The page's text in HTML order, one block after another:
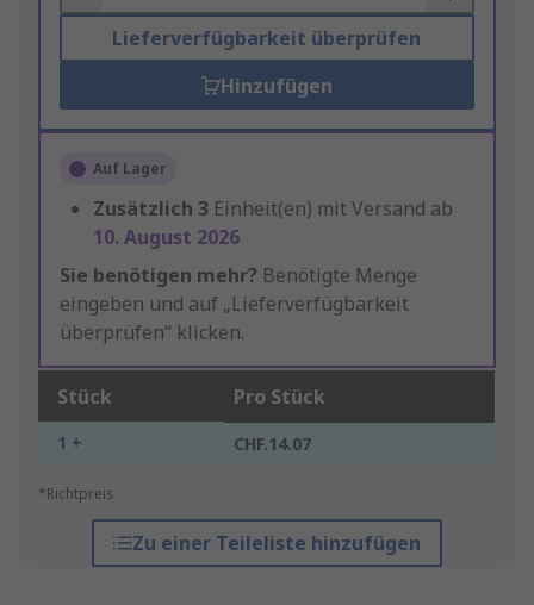
Lieferverfügbarkeit überprüfen
Hinzufügen
Auf Lager
Zusätzlich 3 Einheit(en) mit Versand ab
10. August 2026
Sie benötigen mehr? Benötigte Menge
eingeben und auf „Lieferverfügbarkeit
überprüfen“ klicken.
Stück Pro Stück
1 + CHF.14.07
*Richtpreis
Zu einer Teileliste hinzufügen